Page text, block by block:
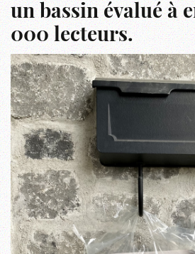
un bassin évalué à
000 lecteurs.